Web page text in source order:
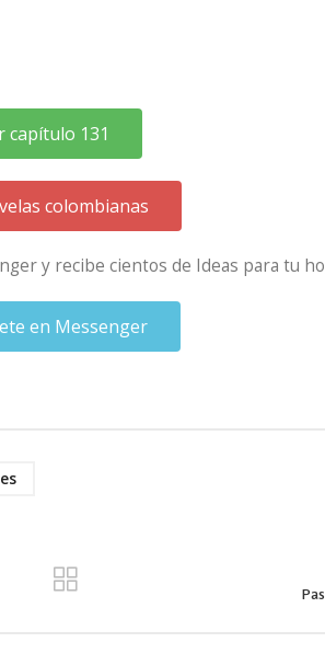
capítulo 131
colombianas
y recibe cientos de Ideas para tu
en Messenger